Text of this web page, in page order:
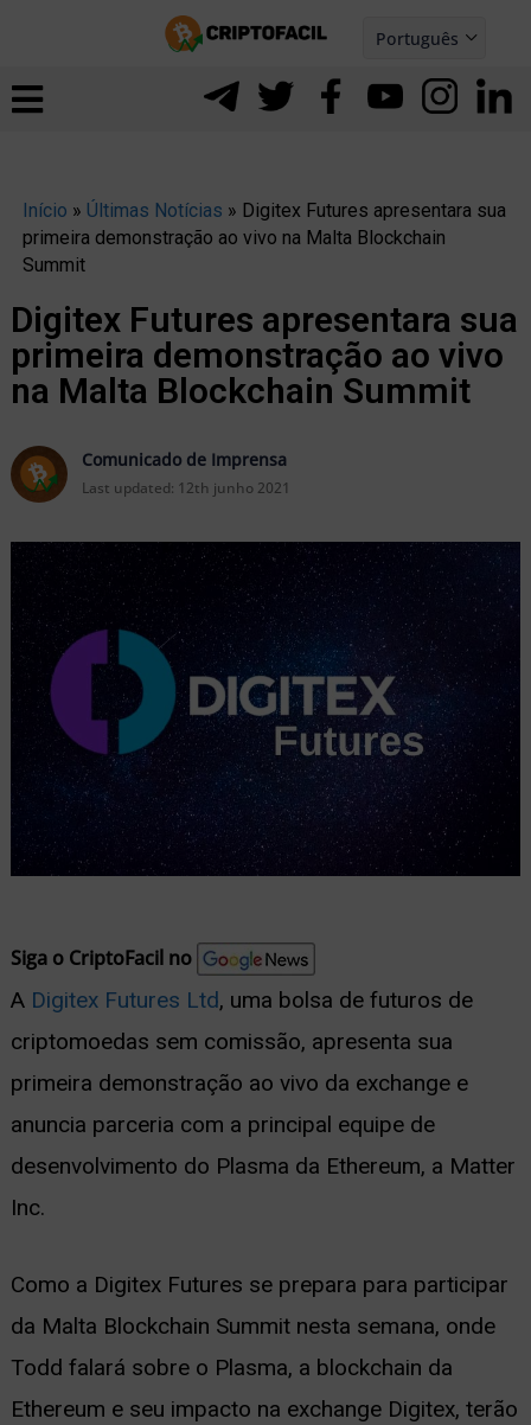
Português
Español
Início » Últimas Notícias » Digitex Futures apresentara sua
primeira demonstração ao vivo na Malta Blockchain
Summit
Digitex Futures apresentara sua
primeira demonstração ao vivo
na Malta Blockchain Summit
Comunicado de Imprensa
Last updated: 12th junho 2021
Siga o CriptoFacil no
A Digitex Futures Ltd, uma bolsa de futuros de
criptomoedas sem comissão, apresenta sua
primeira demonstração ao vivo da exchange e
anuncia parceria com a principal equipe de
desenvolvimento do Plasma da Ethereum, a Matter
Inc.
Como a Digitex Futures se prepara para participar
da Malta Blockchain Summit nesta semana, onde
Todd falará sobre o Plasma, a blockchain da
Ethereum e seu impacto na exchange Digitex, terão